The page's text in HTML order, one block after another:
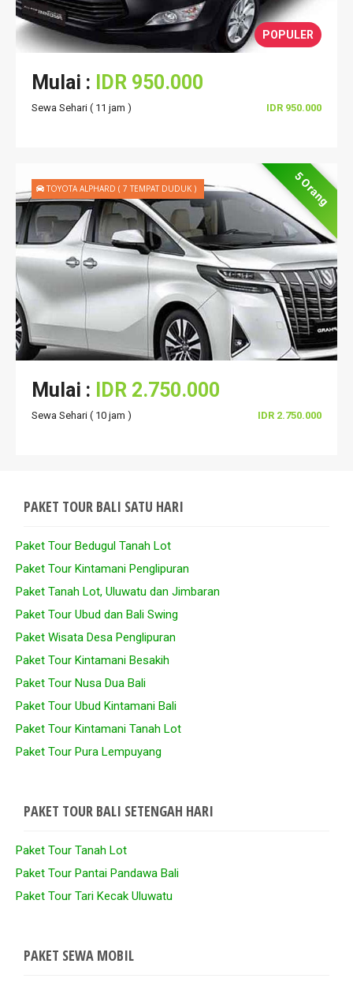
POPULER
Mulai : IDR 950.000
Sewa Sehari ( 11 jam ) IDR 950.000
5 Orang
Mulai : IDR 2.750.000
Sewa Sehari ( 10 jam ) IDR 2.750.000
TOYOTA ALPHARD ( 7 TEMPAT DUDUK )
PAKET TOUR BALI SATU HARI
Paket Tour Bedugul Tanah Lot
Paket Tour Kintamani Penglipuran
Paket Tanah Lot, Uluwatu dan Jimbaran
Paket Tour Ubud dan Bali Swing
Paket Wisata Desa Penglipuran
Paket Tour Kintamani Besakih
Paket Tour Nusa Dua Bali
Paket Tour Ubud Kintamani Bali
Paket Tour Kintamani Tanah Lot
Paket Tour Pura Lempuyang
PAKET TOUR BALI SETENGAH HARI
Paket Tour Tanah Lot
Paket Tour Pantai Pandawa Bali
Paket Tour Tari Kecak Uluwatu
PAKET SEWA MOBIL